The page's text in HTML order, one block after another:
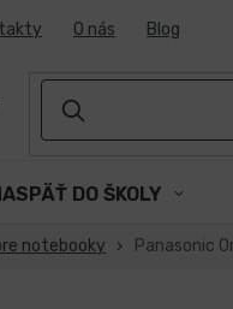
O nás Blog
DO ŠKOLY
notebooky Panasonic